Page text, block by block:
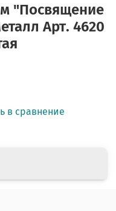
"Посвящение
Арт. 4620
в сравнение